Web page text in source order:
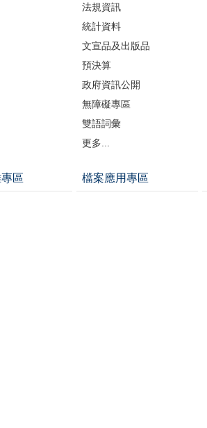
法規資訊
統計資料
文宣品及出版品
預決算
政府資訊公開
無障礙專區
雙語詞彙
更多...
區 檔案應用專區